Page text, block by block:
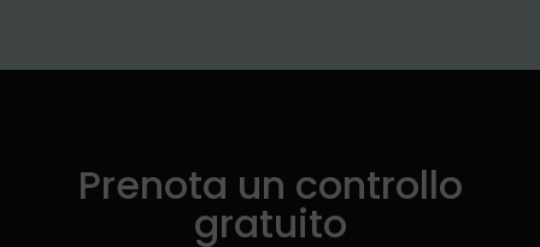
Prenota un controllo
gratuito